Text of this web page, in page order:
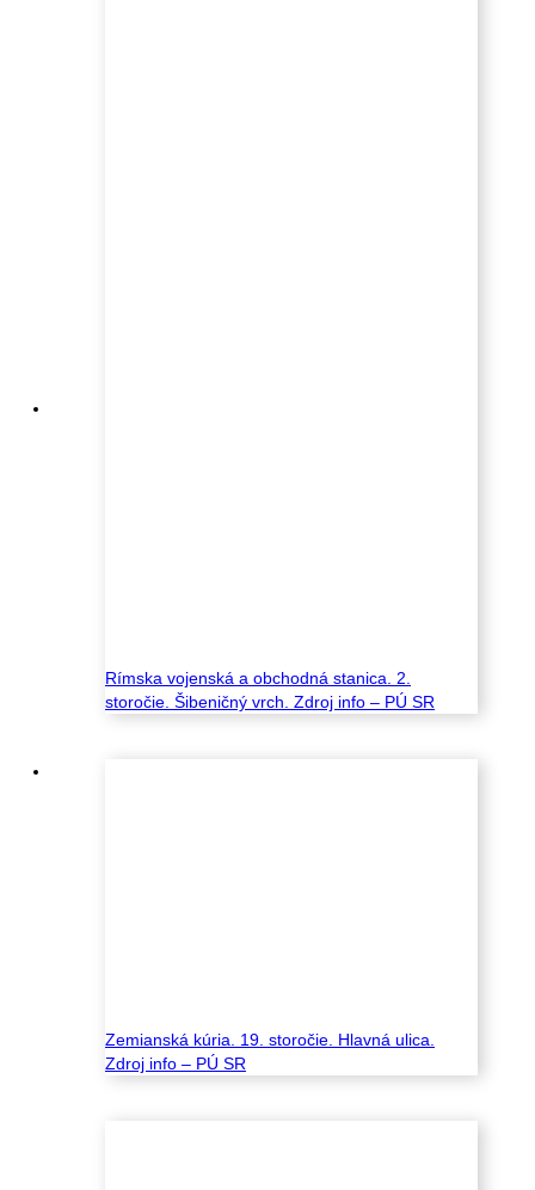
Rímska vojenská a obchodná stanica. 2.
storočie. Šibeničný vrch. Zdroj info – PÚ SR
Zemianská kúria. 19. storočie. Hlavná ulica.
Zdroj info – PÚ SR